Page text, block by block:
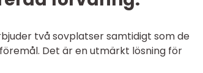
två sovplatser samtidigt som de
Det är en utmärkt lösning för